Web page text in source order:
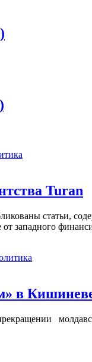
Turan
статьи,
от западного
в